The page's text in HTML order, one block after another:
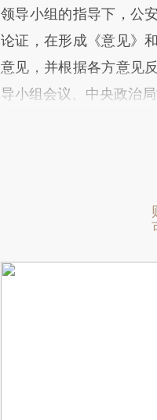
领导小组的指导下，公
论证，在形成《意见》
意见，并根据各方意见
导小组会议、中央政治